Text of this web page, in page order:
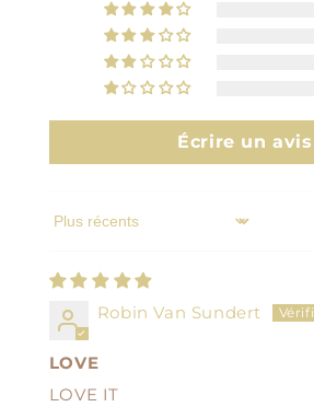
Écrire un avis
Sort by
Robin Van Sundert
LOVE
LOVE IT